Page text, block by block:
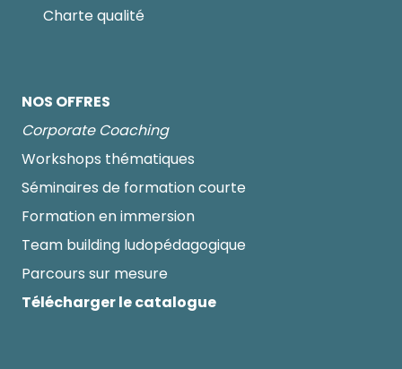
Charte qualité
NOS OFFRES
Corporate Coaching
Workshops thématiques
Séminaires de formation courte
Formation en immersion
Team building ludopédagogique
Parcours sur mesure
Télécharger le catalogue